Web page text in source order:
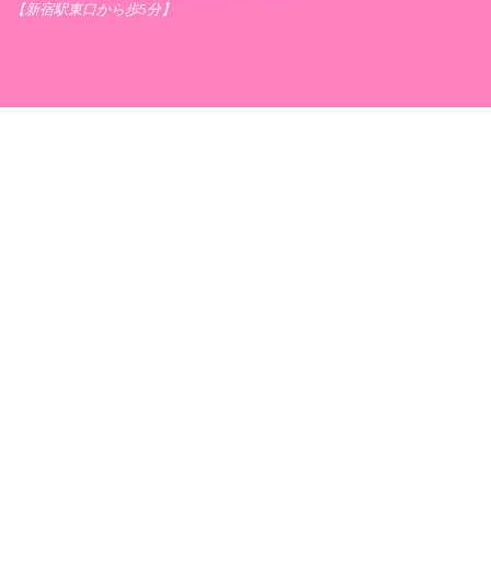
【新宿駅東口から歩5分】